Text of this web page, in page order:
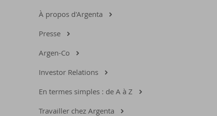
À propos d'Argenta
Presse
Argen-Co
Investor Relations
En termes simples : de A à Z
Travailler chez Argenta